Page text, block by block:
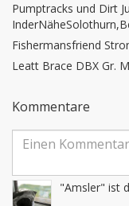
Pumptracks und Dirt
Fishermansfriend
Leatt Brace DBX Gr.
Kommentare
"Amsler" ist